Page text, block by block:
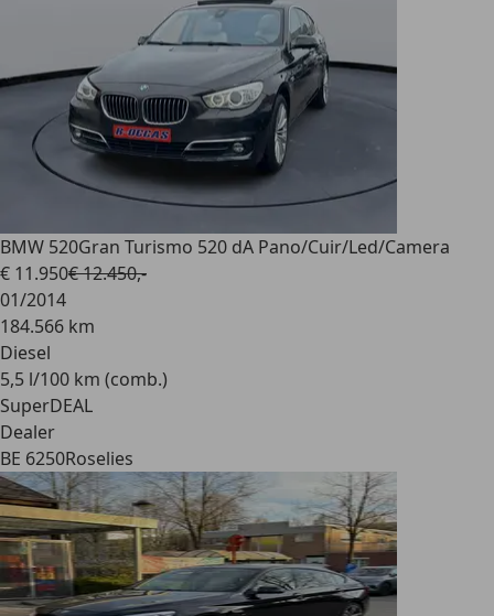
BMW 520Gran Turismo 520 dA Pano/Cuir/Led/Camera
€ 11.950€ 12.450,-
01/2014
184.566 km
Diesel
5,5 l/100 km (comb.)
SuperDEAL
Dealer
BE 6250Roselies